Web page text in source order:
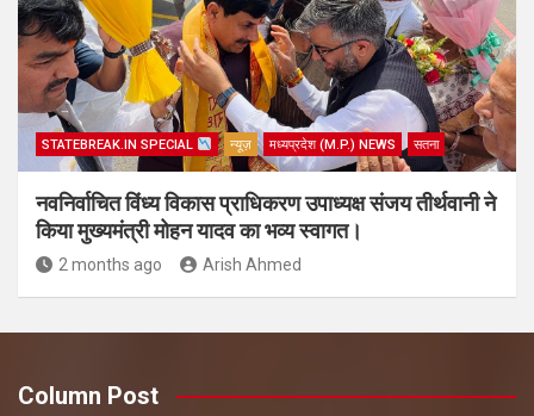
STATEBREAK.IN SPECIAL न्यूज़ मध्यप्रदेश (M.P.) NEWS सतना
नवनिर्वाचित विंध्य विकास प्राधिकरण उपाध्यक्ष संजय तीर्थवानी ने
किया मुख्यमंत्री मोहन यादव का भव्य स्वागत।
2 months ago Arish Ahmed
Column Post